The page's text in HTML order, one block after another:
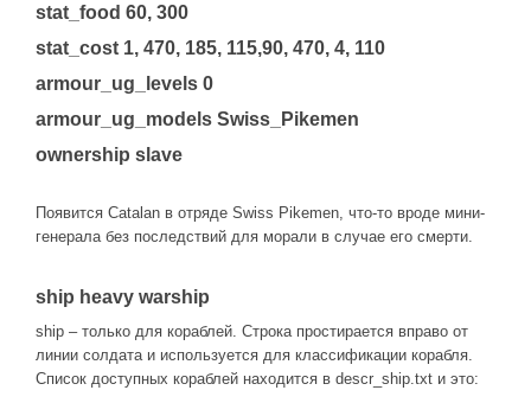
stat_food 60, 300
stat_cost 1, 470, 185, 115,90, 470, 4, 110
armour_ug_levels 0
armour_ug_models Swiss_Pikemen
ownership slave
Появится Catalan в отряде Swiss Pikemen, что-то вроде мини-
генерала без последствий для морали в случае его смерти.
ship heavy warship
ship – только для кораблей. Строка простирается вправо от
линии солдата и используется для классификации корабля.
Список доступных кораблей находится в descr_ship.txt и это: